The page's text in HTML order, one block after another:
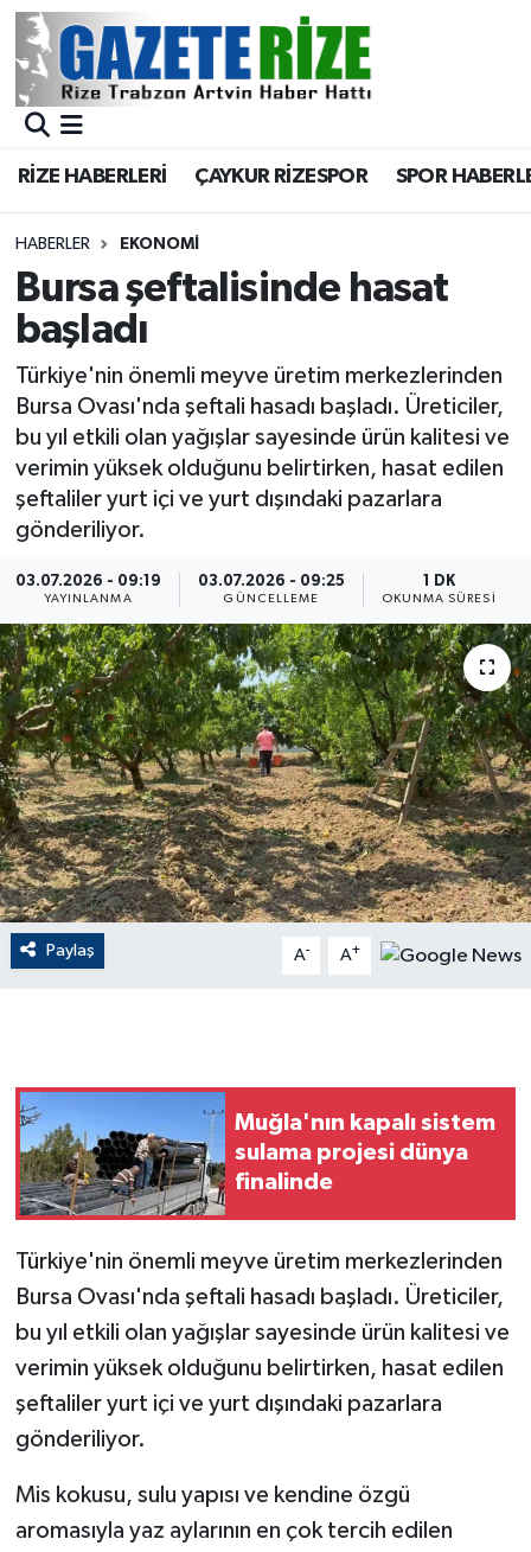
RİZE HABERLERİ ÇAYKUR RİZESPOR SPOR
HABERLER EKONOMİ
Bursa şeftalisinde hasat
başladı
Türkiye'nin önemli meyve üretim merkezlerinden
Bursa Ovası'nda şeftali hasadı başladı. Üreticiler,
bu yıl etkili olan yağışlar sayesinde ürün kalitesi ve
verimin yüksek olduğunu belirtirken, hasat edilen
şeftaliler yurt içi ve yurt dışındaki pazarlara
gönderiliyor.
03.07.2026 - 09:19
YAYINLANMA
03.07.2026 - 09:25
GÜNCELLEME
1 DK
OKUNMA SÜRESI
Paylaş A- A+
Muğla'nın kapalı sistem
sulama projesi dünya
finalinde
Türkiye'nin önemli meyve üretim merkezlerinden
Bursa Ovası'nda şeftali hasadı başladı. Üreticiler,
bu yıl etkili olan yağışlar sayesinde ürün kalitesi ve
verimin yüksek olduğunu belirtirken, hasat edilen
şeftaliler yurt içi ve yurt dışındaki pazarlara
gönderiliyor.
Mis kokusu, sulu yapısı ve kendine özgü
aromasıyla yaz aylarının en çok tercih edilen
BÖLGEMİZ
Asayiş
Rize Jandarma Komutanlığı
Bilim Teknoloji
Bölge
Advertising news
Canlı Maç
ÇEVRE
Dış Haberler
Dünya
EĞİTİM
EKONOMİ
English News
Finans
GENEL
GÜNDEM
HABERDE İNSAN
İNSAN
İş Dünyası
Kadın
Merkez Nöbetçi Eczaneler
Merkez Trafik Yoğunluk Haritası
Süper Lig Puan Durumu ve Fikstür
Tüm Manşetler
Son Dakika Haberleri
Haber Arşivi